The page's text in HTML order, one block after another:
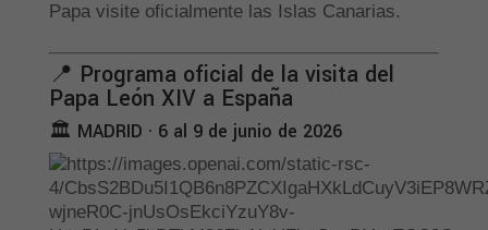
Papa visite oficialmente las Islas Canarias.
📍 Programa oficial de la visita del
Papa León XIV a España
🏛 MADRID · 6 al 9 de junio de 2026